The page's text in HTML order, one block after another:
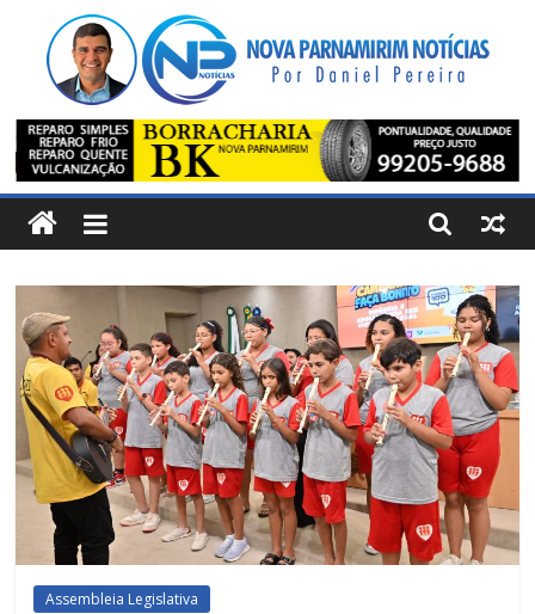
conteúdo
Nova
Parnamirim
Notícias
Por
Daniel
Pereira
Assembleia Legislativa